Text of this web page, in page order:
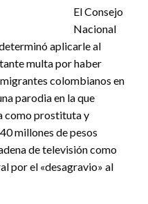
El Consejo
Nacional
aplicarle al
multa por haber
colombianos en
parodia en la que
como prostituta y
millones de pesos
de televisión como
por el «desagravio» al